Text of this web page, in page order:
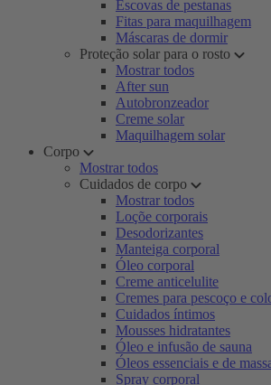
Escovas de pestanas
Fitas para maquilhagem
Máscaras de dormir
Proteção solar para o rosto
Mostrar todos
After sun
Autobronzeador
Creme solar
Maquilhagem solar
Corpo
Mostrar todos
Cuidados de corpo
Mostrar todos
Loçõe corporais
Desodorizantes
Manteiga corporal
Óleo corporal
Creme anticelulite
Cremes para pescoço e
Cuidados íntimos
Mousses hidratantes
Óleo e infusão de sauna
Óleos essenciais e de
Spray corporal